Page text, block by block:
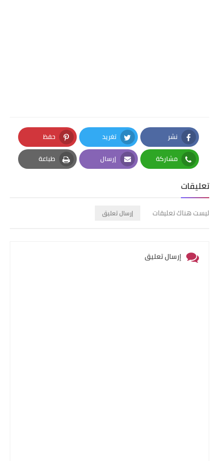
نشر
Facebook
تغريد
Twitter
حفظ
Pinterest
مشاركة
Whatsapp
إرسال
Email
طباعة
Print
تعليقات
ليست هناك تعليقات إرسال تعليق
إرسال تعليق